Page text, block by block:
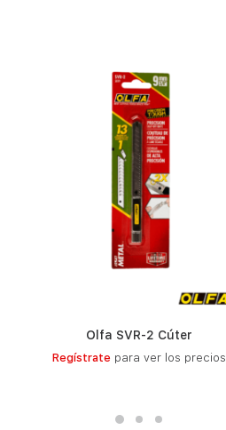
Olfa SVR-2 Cúter
Regístrate para ver los precios